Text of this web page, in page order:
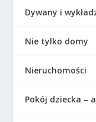
Dywany i
Nie tylko domy
Nieruchomości
Pokój dziecka –